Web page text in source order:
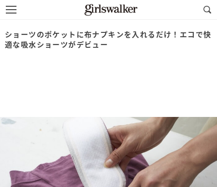
ショーツのポケットに布ナプキンを入れるだけ！エコで快
適な吸水ショーツがデビュー